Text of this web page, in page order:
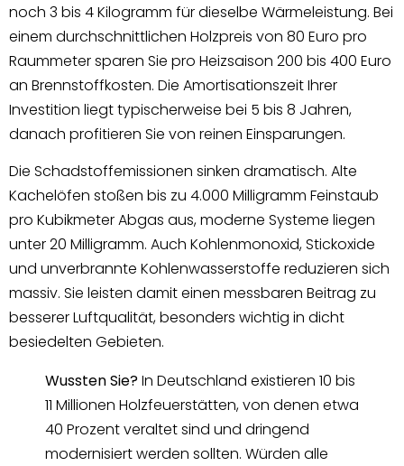
noch 3 bis 4 Kilogramm für dieselbe Wärmeleistung. Bei
einem durchschnittlichen Holzpreis von 80 Euro pro
Raummeter sparen Sie pro Heizsaison 200 bis 400 Euro
an Brennstoffkosten. Die Amortisationszeit Ihrer
Investition liegt typischerweise bei 5 bis 8 Jahren,
danach profitieren Sie von reinen Einsparungen.
Die Schadstoffemissionen sinken dramatisch. Alte
Kachelöfen stoßen bis zu 4.000 Milligramm Feinstaub
pro Kubikmeter Abgas aus, moderne Systeme liegen
unter 20 Milligramm. Auch Kohlenmonoxid, Stickoxide
und unverbrannte Kohlenwasserstoffe reduzieren sich
massiv. Sie leisten damit einen messbaren Beitrag zu
besserer Luftqualität, besonders wichtig in dicht
besiedelten Gebieten.
Wussten Sie?In Deutschland existieren 10 bis
11 Millionen Holzfeuerstätten, von denen etwa
40 Prozent veraltet sind und dringend
modernisiert werden sollten. Würden alle